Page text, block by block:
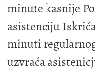
minute kasnije
asistenciju
minuti
uzvraća